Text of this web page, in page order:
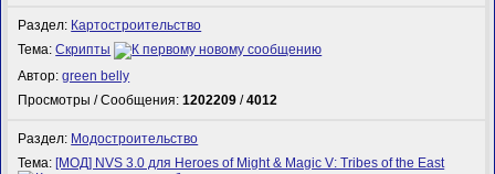
Раздел: Картостроительство
Тема:Скрипты
Автор:green belly
Просмотры / Сообщения:1202209 /4012
Раздел: Модостроительство
Тема: [МОД] NVS 3.0 для Heroes of Might & Magic V: Tribes of the East